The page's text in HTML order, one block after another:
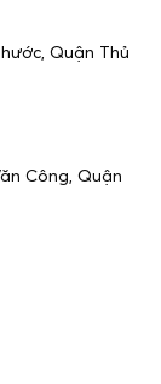
Quận Thủ
Công, Quận